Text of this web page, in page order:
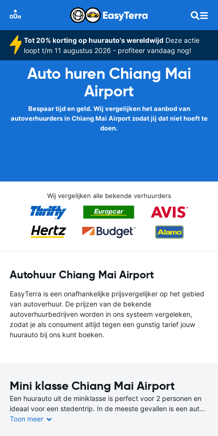
Tot 20% korting op huurauto's wereldwijd Deze actie
loopt t/m 11 augustus 2026 - profiteer vandaag nog!
Auto huren Chiang Mai
Airport
Bespaar tijd en geld. Wij vergelijken het aanbod van
autoverhuurders in Chiang Mai Airport zodat jij dat niet hoeft te
doen.
Wij vergelijken alle bekende verhuurders
Autohuur Chiang Mai Airport
EasyTerra is een onafhankelijke prijsvergelijker op het gebied
van autoverhuur. De prijzen van de bekende
autoverhuurbedrijven worden in ons systeem vergeleken,
zodat je als consument altijd tegen een gunstig tarief jouw
huurauto bij ons kunt boeken.
Mini klasse Chiang Mai Airport
Een huurauto uit de miniklasse is perfect voor 2 personen en
ideaal voor een stedentrip. In de meeste gevallen is een auto
uit de miniklasse de goedkoopste en zuinigste keuze.
Toon meer